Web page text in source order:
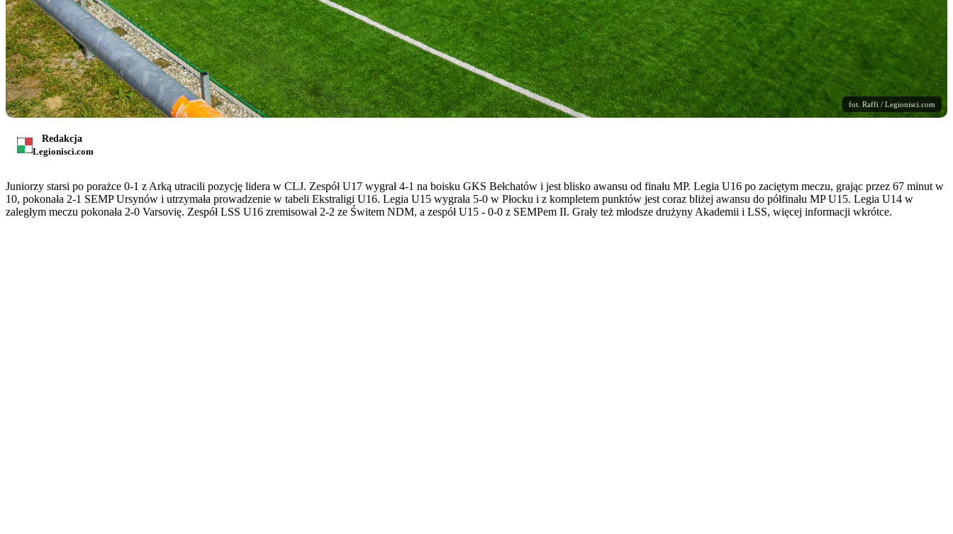
fot. Raffi / Legionisci.com
Redakcja
Legionisci.com
Juniorzy starsi po porażce 0-1 z Arką utracili pozycję lidera w CLJ. Zespół U17 wygrał 4-1 na boisku GKS Bełchatów i jest blisko awansu od finału MP. Legia U16 po zaciętym meczu, grając przez 67 minut w
10, pokonała 2-1 SEMP Ursynów i utrzymała prowadzenie w tabeli Ekstraligi U16. Legia U15 wygrała 5-0 w Płocku i z kompletem punktów jest coraz bliżej awansu do półfinału MP U15. Legia U14 w
zaległym meczu pokonała 2-0 Varsovię. Zespół LSS U16 zremisował 2-2 ze Świtem NDM, a zespół U15 - 0-0 z SEMPem II. Grały też młodsze drużyny Akademii i LSS, więcej informacji wkrótce.